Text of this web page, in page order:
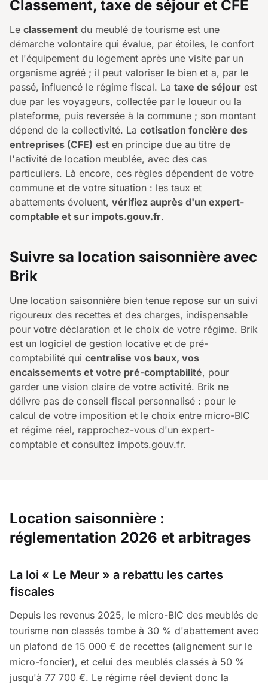
Classement, taxe de séjour et CFE
Le classement du meublé de tourisme est une
démarche volontaire qui évalue, par étoiles, le confort
et l'équipement du logement après une visite par un
organisme agréé ; il peut valoriser le bien et a, par le
passé, influencé le régime fiscal. La taxe de séjour est
due par les voyageurs, collectée par le loueur ou la
plateforme, puis reversée à la commune ; son montant
dépend de la collectivité. La cotisation foncière des
entreprises (CFE) est en principe due au titre de
l'activité de location meublée, avec des cas
particuliers. Là encore, ces règles dépendent de votre
commune et de votre situation : les taux et
abattements évoluent, vérifiez auprès d'un expert-
comptable et sur impots.gouv.fr.
Suivre sa location saisonnière avec
Brik
Une location saisonnière bien tenue repose sur un suivi
rigoureux des recettes et des charges, indispensable
pour votre déclaration et le choix de votre régime. Brik
est un logiciel de gestion locative et de pré-
comptabilité qui centralise vos baux, vos
encaissements et votre pré-comptabilité, pour
garder une vision claire de votre activité. Brik ne
délivre pas de conseil fiscal personnalisé : pour le
calcul de votre imposition et le choix entre micro-BIC
et régime réel, rapprochez-vous d'un expert-
comptable et consultez impots.gouv.fr.
Location saisonnière :
réglementation 2026 et arbitrages
La loi « Le Meur » a rebattu les cartes
fiscales
Depuis les revenus 2025, le micro-BIC des meublés de
tourisme non classés tombe à 30 % d'abattement avec
un plafond de 15 000 € de recettes (alignement sur le
micro-foncier), et celui des meublés classés à 50 %
jusqu'à 77 700 €. Le régime réel devient donc la